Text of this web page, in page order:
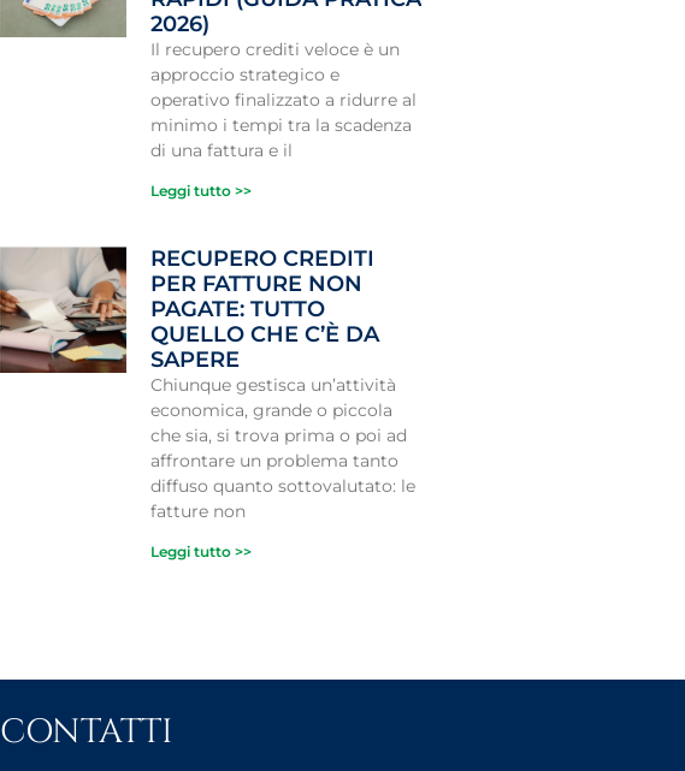
2026)
Il recupero crediti veloce è un
approccio strategico e
operativo finalizzato a ridurre al
minimo i tempi tra la scadenza
di una fattura e il
Leggi tutto >>
RECUPERO CREDITI
PER FATTURE NON
PAGATE: TUTTO
QUELLO CHE C’È DA
SAPERE
Chiunque gestisca un’attività
economica, grande o piccola
che sia, si trova prima o poi ad
affrontare un problema tanto
diffuso quanto sottovalutato: le
fatture non
Leggi tutto >>
CONTATTI